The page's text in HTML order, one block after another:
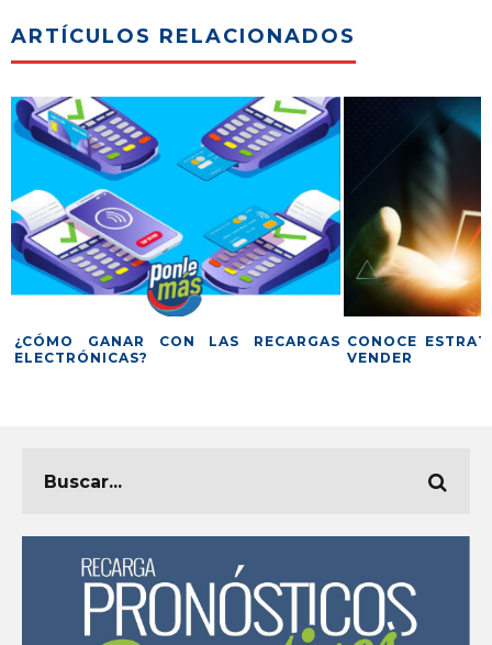
ARTÍCULOS RELACIONADOS
¿CÓMO GANAR CON LAS RECARGAS
ELECTRÓNICAS?
CONOCE
VENDER